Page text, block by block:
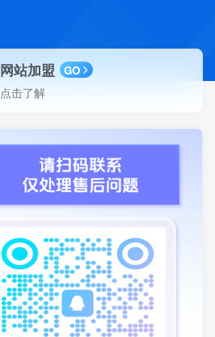
网站加盟 GO
点击了解